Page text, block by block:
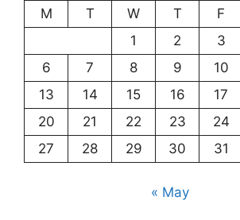
M
T W T F
1
2 3
6
7 8 9 10
13
14 15 16 17
20
21 22 23 24
27
28 29 30 31
« May